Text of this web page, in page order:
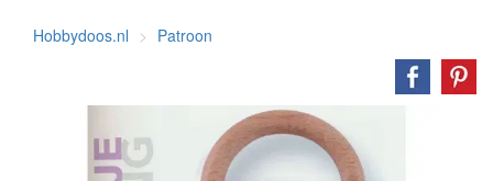
Hobbydoos.nl Patroon